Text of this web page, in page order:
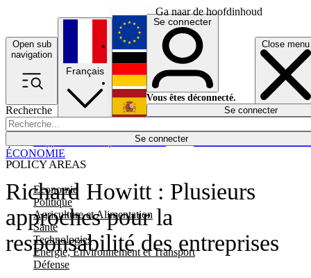
Ga naar de hoofdinhoud
Open sub
navigation
Close menu
Recherche
Se connecter
POLICY AREAS
Economie
Politique
Agriculture et Alimentation
Santé
Technologies
Energie, Environnement et Transport
Défense
Économie
Français
English
Deutsch
Español
Se connecter
Vous êtes déconnecté.
Se connecter
Richard Howitt : Plusieurs
approches pour la
responsabilité des entreprises
ÉCONOMIE